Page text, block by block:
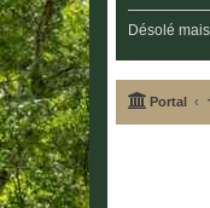
Désolé
Portal